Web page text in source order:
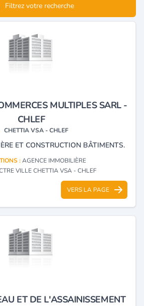
Filtrez votre recherche
MULTIPLES SARL -
CHLEF
CHETTIA VSA - CHLEF
ET CONSTRUCTION BÂTIMENTS.
:AGENCE IMMOBILIÈRE
VILLE CHETTIA VSA - CHLEF
VERS LA PAGE
ET DE L'ASSAINISSEMENT